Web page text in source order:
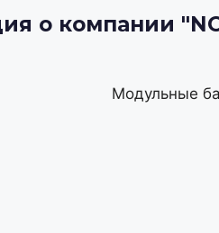
о компании